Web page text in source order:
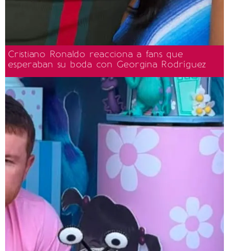
Cristiano Ronaldo reacciona a fans que
esperaban su boda con Georgina Rodríguez